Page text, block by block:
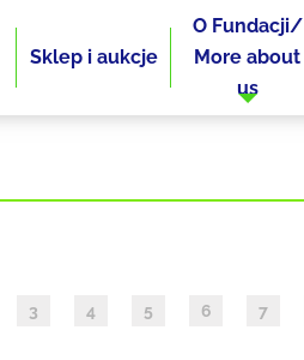
Sklep i aukcje
O Fundacji/
More about
us
3 4 5 6 7